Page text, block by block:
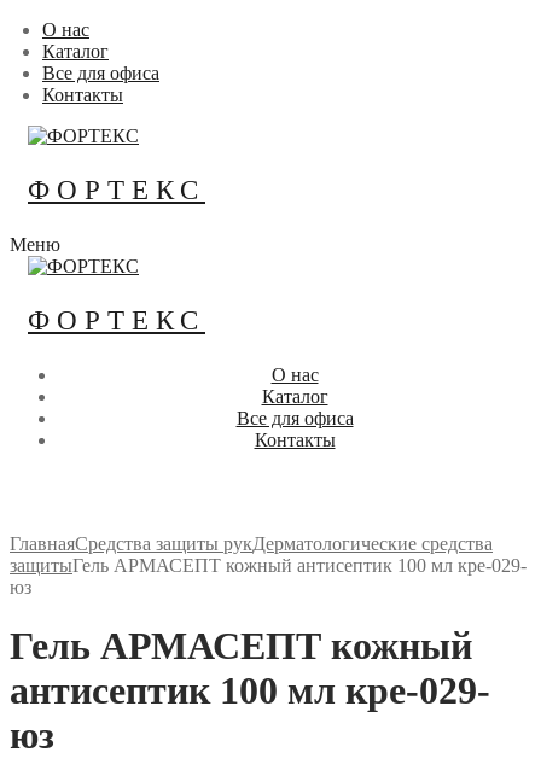
Перейти
содержимому
Меню
Закрыть
О нас
Каталог
Все для офиса
Контакты
ФОРТЕКС
Меню
ФОРТЕКС
О нас
Каталог
Все для офиса
Контакты
ГлавнаяСредства защиты рукДерматологические средства
защитыГель АРМАСЕПТ кожный антисептик 100 мл кре-029-
юз
Гель АРМАСЕПТ кожный
антисептик 100 мл кре-029-
юз